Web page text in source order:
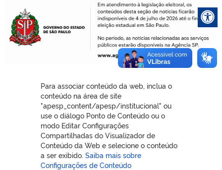
Para associar conteúdo da web, inclua o
conteúdo na área de site
"apesp_content/apesp/institucional" ou
use o diálogo Ponto de Conteúdo ou o
modo Editar Configurações
Compartilhadas do Visualizador de
Conteúdo da Web e selecione o conteúdo
a ser exibido. Saiba mais sobre
Configurações de Conteúdo